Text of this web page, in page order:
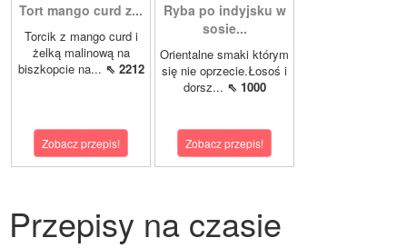
Tort mango curd z...
Torcik z mango curd i
żelką malinową na
biszkopcie na... ⇖ 2212
Zobacz przepis!
Ryba po indyjsku w
sosie...
Orientalne smaki którym
się nie oprzecie.Łosoś i
dorsz... ⇖ 1000
Zobacz przepis!
Przepisy na czasie